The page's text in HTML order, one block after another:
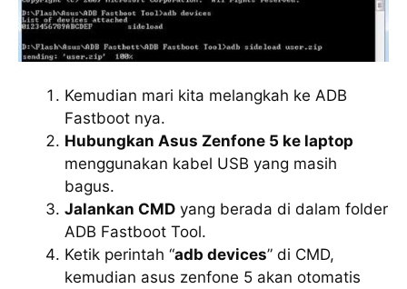
Kemudian mari kita melangkah ke ADB
Fastboot nya.
Hubungkan Asus Zenfone 5 ke laptop
menggunakan kabel USB yang masih
bagus.
Jalankan CMD yang berada di dalam folder
ADB Fastboot Tool.
Ketik perintah “adb devices” di CMD,
kemudian asus zenfone 5 akan otomatis